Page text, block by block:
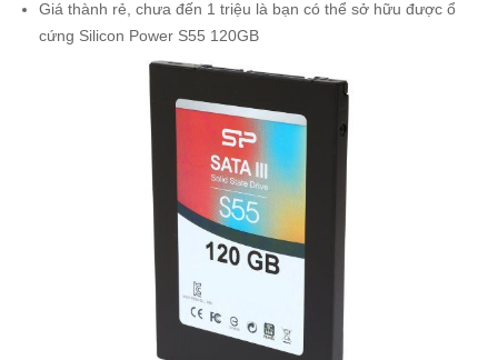
Giá thành rẻ, chưa đến 1 triệu là bạn có thể sở hữu được ổ
cứng Silicon Power S55 120GB